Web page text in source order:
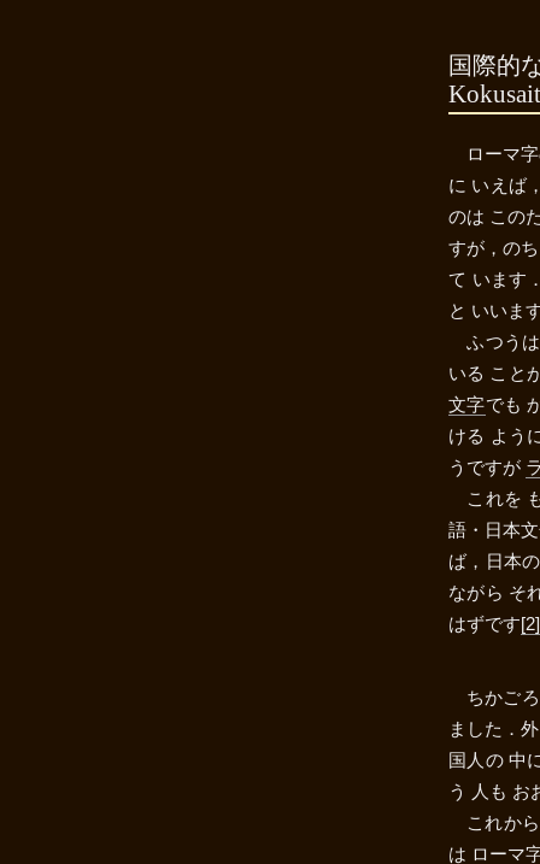
国際的
ローマ
に いえば
のは この
すが，の
て います
と いいま
ふつう
いる こと
文字でも
ける よう
うですが
これを
語・日本
ば，日本
ながら そ
はずです[2]
ちかご
ました．
国人の 中
う 人も お
これか
は ローマ